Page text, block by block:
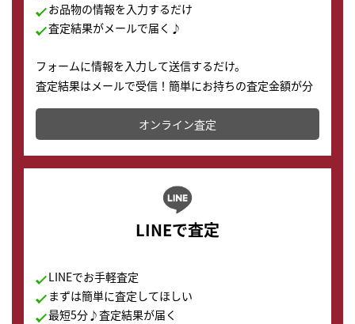
お品物の情報を入力するだけ
査定結果がメールで届く♪
フォームに情報を入力して送信するだけ。
査定結果はメールで受信！簡単にお持ちの査定金額が分
かります。
オンライン査定
LINEで査定
LINEでお手軽査定
まずは簡単に査定してほしい
最短5分♪査定結果が届く